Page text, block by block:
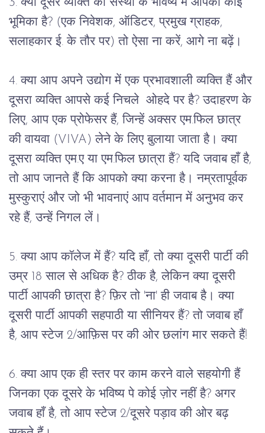
3. क्या दूसरे व्यक्ति की संस्था के भविष्य में आपकी कोई
भूमिका है? (एक निवेशक, ऑडिटर, प्रमुख ग्राहक,
सलाहकार ई. के तौर पर) तो ऐसा ना करें, आगे ना बढ़ें।
4. क्या आप अपने उद्योग में एक प्रभावशाली व्यक्ति हैं और
दूसरा व्यक्ति आपसे कई निचले  ओहदे पर है? उदाहरण के
लिए, आप एक प्रोफेसर हैं, जिन्हें अक्सर एम.फिल छात्र
की वायवा (VIVA) लेने के लिए बुलाया जाता है। क्या
दूसरा व्यक्ति एम.ए या एम.फिल छात्रा हैं? यदि जवाब हाँ है,
तो आप जानते हैं कि आपको क्या करना है। नम्रतापूर्वक
मुस्कुराएं और जो भी भावनाएं आप वर्तमान में अनुभव कर
रहे हैं, उन्हें निगल लें।
5. क्या आप कॉलेज में हैं? यदि हाँ, तो क्या दूसरी पार्टी की
उम्र 18 साल से अधिक है? ठीक है, लेकिन क्या दूसरी
पार्टी आपकी छात्रा है? फ़िर तो 'ना' ही जवाब है। क्या
दूसरी पार्टी आपकी सहपाठी या सीनियर हैं? तो जवाब हाँ
है, आप स्टेज 2/आफ़िस पर की ओर छलांग मार सकते हैं!
6. क्या आप एक ही स्तर पर काम करने वाले सहयोगी हैं
जिनका एक दूसरे के भविष्य पे कोई ज़ोर नहीं है? अगर
जवाब हाँ है, तो आप स्टेज 2/दूसरे पड़ाव की ओर बढ़